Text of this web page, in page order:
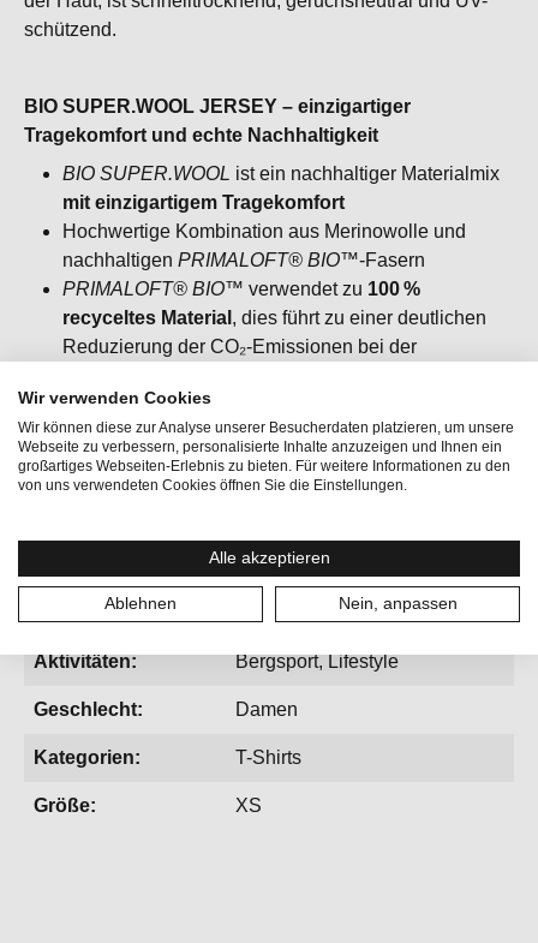
schützend.
BIO SUPER.WOOL JERSEY – einzigartiger
Tragekomfort und echte Nachhaltigkeit
BIO SUPER.WOOL ist ein nachhaltiger Materialmix
mit einzigartigem Tragekomfort
Hochwertige Kombination aus Merinowolle und
nachhaltigen PRIMALOFT® BIO™‑Fasern
PRIMALOFT® BIO™ verwendet zu 100 %
recyceltes Material , dies führt zu einer deutlichen
Reduzierung der CO₂‑Emissionen bei der
PRIMALOFT® BIO™
natürlich vorkommende Stoffe
Langlebig, pflegeleicht und mit sämtlichen
Merino‑Vorteilen
Aktivitäten: Bergsport, Lifestyle
Geschlecht: Damen
Kategorien: T-Shirts
Größe: XS
Wir verwenden Cookies
Wir können diese zur Analyse unserer Besucherdaten platzieren, um unsere
Webseite zu verbessern, personalisierte Inhalte anzuzeigen und Ihnen ein
großartiges Webseiten-Erlebnis zu bieten. Für weitere Informationen zu den
von uns verwendeten Cookies öffnen Sie die Einstellungen.
Alle akzeptieren
Ablehnen Nein, anpassen